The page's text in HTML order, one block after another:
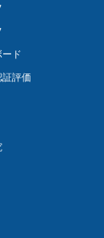
ド
評価